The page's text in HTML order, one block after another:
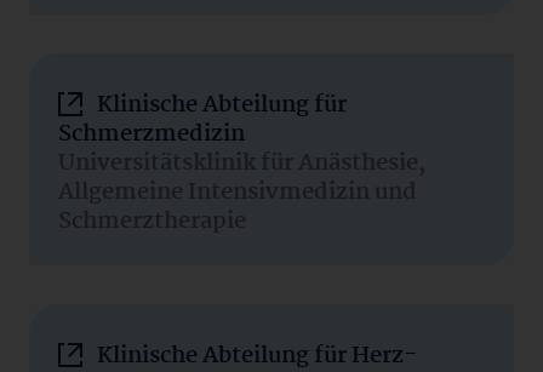
Klinische Abteilung für
Schmerzmedizin
Universitätsklinik für Anästhesie,
Allgemeine Intensivmedizin und
Schmerztherapie
Klinische Abteilung für Herz-